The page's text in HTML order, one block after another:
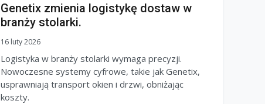
Genetix zmienia logistykę dostaw w
branży stolarki.
16 luty 2026
Logistyka w branży stolarki wymaga precyzji.
Nowoczesne systemy cyfrowe, takie jak Genetix,
usprawniają transport okien i drzwi, obniżając
koszty.